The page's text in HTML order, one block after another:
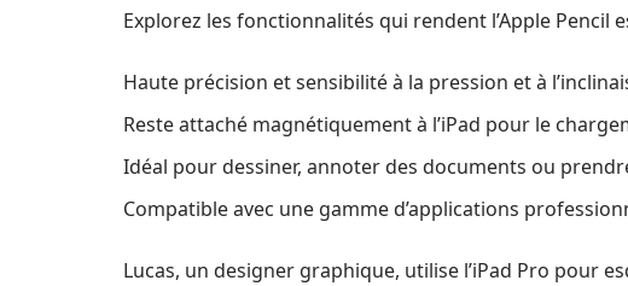
Explorez les fonctionnalités qui rendent l’Apple Pencil
Haute précision et sensibilité à la pression et à
Reste attaché magnétiquement à l’iPad pour le
Idéal pour dessiner, annoter des documents ou
Compatible avec une gamme d’applications
Lucas, un designer graphique, utilise l’iPad Pro pour